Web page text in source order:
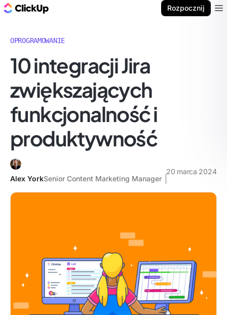
Rozpocznij
OPROGRAMOWANIE
10 integracji Jira
zwiększających
funkcjonalność i
produktywność
Alex YorkSenior Content Marketing Manager
20 marca 2024